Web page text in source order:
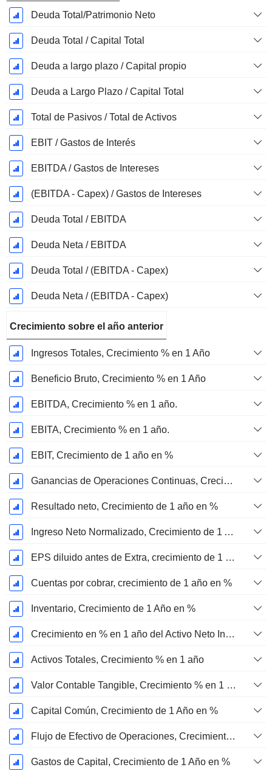
Deuda Total/Patrimonio Neto
Deuda Total / Capital Total
Deuda a largo plazo / Capital propio
Deuda a Largo Plazo / Capital Total
Total de Pasivos / Total de Activos
EBIT / Gastos de Interés
EBITDA / Gastos de Intereses
(EBITDA - Capex) / Gastos de Intereses
Deuda Total / EBITDA
Deuda Neta / EBITDA
Deuda Total / (EBITDA - Capex)
Deuda Neta / (EBITDA - Capex)
Crecimiento sobre el año anterior
Ingresos Totales, Crecimiento % en 1 Año
Beneficio Bruto, Crecimiento % en 1 Año
EBITDA, Crecimiento % en 1 año.
EBITA, Crecimiento % en 1 año.
EBIT, Crecimiento de 1 año en %
Ganancias de Operaciones Continuas, Crecimiento de 1 Año en %
Resultado neto, Crecimiento de 1 año en %
Ingreso Neto Normalizado, Crecimiento de 1 Año en %
EPS diluido antes de Extra, crecimiento de 1 año %
Cuentas por cobrar, crecimiento de 1 año en %
Inventario, Crecimiento de 1 Año en %
Crecimiento en % en 1 año del Activo Neto Inmovilizado Material
Activos Totales, Crecimiento % en 1 año
Valor Contable Tangible, Crecimiento % en 1 año
Capital Común, Crecimiento de 1 Año en %
Flujo de Efectivo de Operaciones, Crecimiento de 1 Año en %
Gastos de Capital, Crecimiento de 1 Año en %